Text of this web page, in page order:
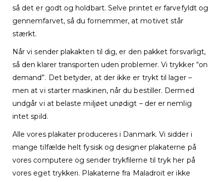
så det er godt og holdbart. Selve printet er farvefyldt og
gennemfarvet, så du fornemmer, at motivet står
stærkt.
Når vi sender plakakten til dig, er den pakket forsvarligt,
så den klarer transporten uden problemer. Vi trykker “on
demand”. Det betyder, at der ikke er trykt til lager –
men at vi starter maskinen, når du bestiller. Dermed
undgår vi at belaste miljøet unødigt – der er nemlig
intet spild.
Alle vores plakater produceres i Danmark. Vi sidder i
mange tilfælde helt fysisk og designer plakaterne på
vores computere og sender trykfilerne til tryk her på
vores eget trykkeri. Plakaterne fra Maladroit er ikke